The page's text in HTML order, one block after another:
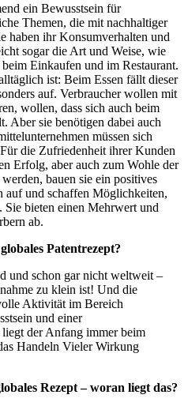
ein Bewusstsein für
Themen, die mit nachhaltiger
haben ihr Konsumverhalten und
sogar die Art und Weise, wie
Einkaufen und im Restaurant.
ist: Beim Essen fällt dieser
auf. Verbraucher wollen mit
wollen, dass sich auch beim
Aber sie benötigen dabei auch
müssen sich
die Zufriedenheit ihrer Kunden
Erfolg, aber auch zum Wohle der
bauen sie ein positives
auf und schaffen Möglichkeiten,
bieten einen Mehrwert und
ab.
Patentrezept?
und schon gar nicht weltweit –
zu klein ist! Und die
Aktivität im Bereich
und einer
der Anfang immer beim
Handeln Vieler Wirkung
Rezept – woran liegt das?